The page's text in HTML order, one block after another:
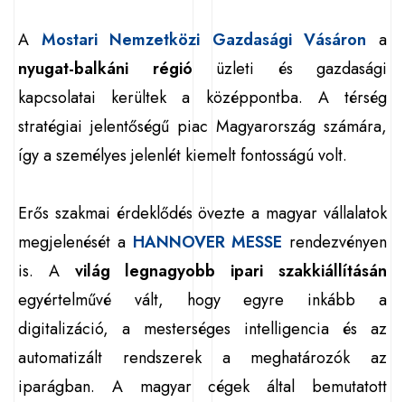
A Mostari Nemzetközi Gazdasági Vásáron a
nyugat-balkáni régió üzleti és gazdasági
kapcsolatai kerültek a középpontba. A térség
stratégiai jelentőségű piac Magyarország számára,
így a személyes jelenlét kiemelt fontosságú volt.
Erős szakmai érdeklődés övezte a magyar vállalatok
megjelenését a HANNOVER MESSE rendezvényen
is. A világ legnagyobb ipari szakkiállításán
egyértelművé vált, hogy egyre inkább a
digitalizáció, a mesterséges intelligencia és az
automatizált rendszerek a meghatározók az
iparágban. A magyar cégek által bemutatott